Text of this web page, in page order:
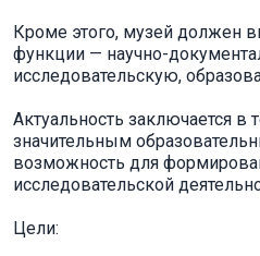
Кроме этого, музей должен
функции — научно-
исследовательскую,
Актуальность заключается в
значительным
возможность для
исследовательской
Цели: